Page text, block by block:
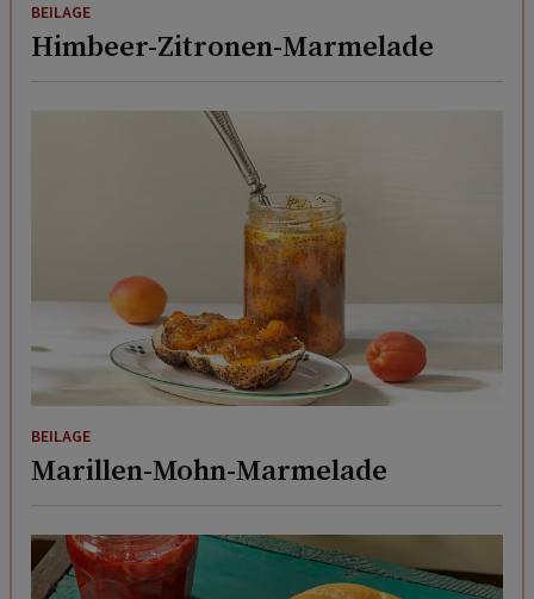
BEILAGE
Himbeer-Zitronen-Marmelade
BEILAGE
Marillen-Mohn-Marmelade